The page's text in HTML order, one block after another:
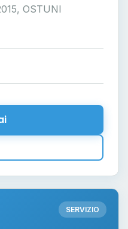
OSTUNI
SERVIZIO